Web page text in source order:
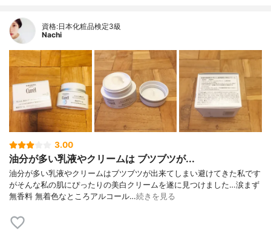
資格:日本化粧品検定3級
Nachi
3.00
油分が多い乳液やクリームは ブツブツが...
油分が多い乳液やクリームはブツブツが出来てしまい避けてきた私です
がそんな私の肌にぴったりの美白クリームを遂に見つけました…涙まず
無香料 無着色なところアルコール…続きを見る